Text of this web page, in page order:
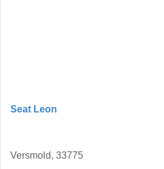
Seat Leon
Versmold, 33775